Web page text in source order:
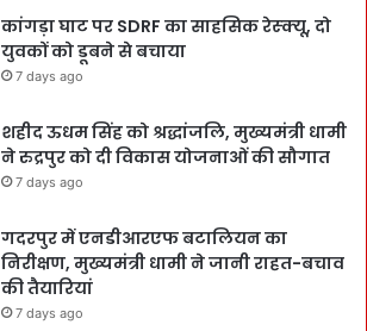
कांगड़ा घाट पर SDRF का साहसिक रेस्क्यू, दो
युवकों को डूबने से बचाया
7 days ago
शहीद ऊधम सिंह को श्रद्धांजलि, मुख्यमंत्री धामी
ने रुद्रपुर को दी विकास योजनाओं की सौगात
7 days ago
गदरपुर में एनडीआरएफ बटालियन का
निरीक्षण, मुख्यमंत्री धामी ने जानी राहत-बचाव
की तैयारियां
7 days ago